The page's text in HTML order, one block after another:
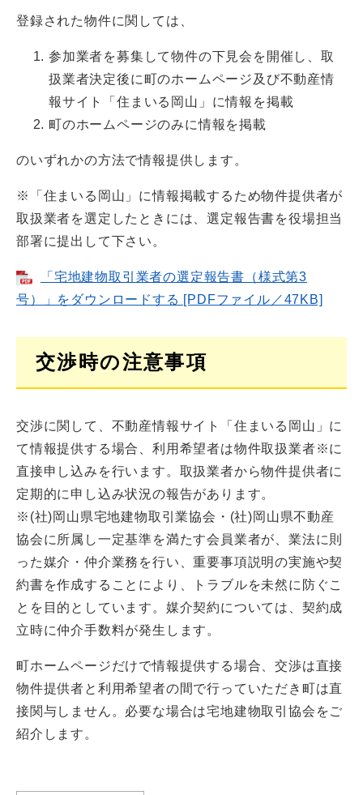
登録された物件に関しては、
参加業者を募集して物件の下見会を開催し、取
扱業者決定後に町のホームページ及び不動産情
報サイト「住まいる岡山」に情報を掲載
町のホームページのみに情報を掲載
のいずれかの方法で情報提供します。
※「住まいる岡山」に情報掲載するため物件提供者が
取扱業者を選定したときには、選定報告書を役場担当
部署に提出して下さい。
「宅地建物取引業者の選定報告書（様式第3
号）」をダウンロードする [PDFファイル／47KB]
交渉時の注意事項
交渉に関して、不動産情報サイト「住まいる岡山」に
て情報提供する場合、利用希望者は物件取扱業者※に
直接申し込みを行います。取扱業者から物件提供者に
定期的に申し込み状況の報告があります。
※(社)岡山県宅地建物取引業協会・(社)岡山県不動産
協会に所属し一定基準を満たす会員業者が、業法に則
った媒介・仲介業務を行い、重要事項説明の実施や契
約書を作成することにより、トラブルを未然に防ぐこ
とを目的としています。媒介契約については、契約成
立時に仲介手数料が発生します。
町ホームページだけで情報提供する場合、交渉は直接
物件提供者と利用希望者の間で行っていただき町は直
接関与しません。必要な場合は宅地建物取引協会をご
紹介します。